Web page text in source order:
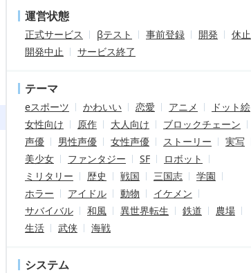
運営状態
正式サービス βテスト 事前登録 開発
休止
開発中止
サービス終了
テーマ
eスポーツ かわいい 恋愛 アニメ
ドット絵
女性向け
原作 大人向け
ブロックチェーン
声優
男性声優 女性声優 ストーリー
実写
美少女
ファンタジー SF
ロボット
ミリタリー
歴史 戦国 三国志
学園
ホラー
アイドル 動物
イケメン
サバイバル
和風 異世界転生 鉄道
農場
生活
武侠 海戦
システム